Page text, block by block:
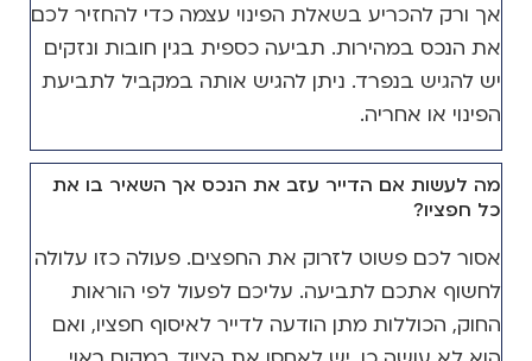
אך ורק להכריע בשאלת הפינוי עצמה כדי להחזיר לכם
את הנכס במהירות. תביעה כספית בגין חובות ונזקים
יש להגיש בנפרד. ניתן להגיש אותה במקביל לתביעת
הפינוי או אחריה.
מה לעשות אם הדייר עזב את הנכס אך השאיר בו את
כל חפציו?
אסור לכם פשוט לזרוק את החפצים. פעולה כזו עלולה
לחשוף אתכם לתביעה. עליכם לפעול לפי הוראות
החוק, הכוללות מתן הודעה לדייר לאיסוף חפציו, ואם